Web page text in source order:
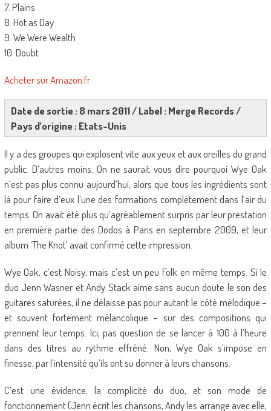
7. Plains
8. Hot as Day
9. We Were Wealth
10. Doubt
Acheter sur Amazon.fr
Date de sortie : 8 mars 2011 / Label : Merge Records /
Pays d’origine : Etats-Unis
Il y a des groupes qui explosent vite aux yeux et aux oreilles du grand
public. D’autres moins. On ne saurait vous dire pourquoi Wye Oak
n’est pas plus connu aujourd’hui, alors que tous les ingrédients sont
là pour faire d’eux l’une des formations complètement dans l’air du
temps. On avait été plus qu’agréablement surpris par leur prestation
en première partie des Dodos à Paris en septembre 2009, et leur
album ‘The Knot’ avait confirmé cette impression.
Wye Oak, c’est Noisy, mais c’est un peu Folk en même temps. Si le
duo Jenn Wasner et Andy Stack aime sans aucun doute le son des
guitares saturées, il ne délaisse pas pour autant le côté mélodique –
et souvent fortement mélancolique – sur des compositions qui
prennent leur temps. Ici, pas question de se lancer à 100 à l’heure
dans des titres au rythme effréné. Non, Wye Oak s’impose en
finesse, par l’intensité qu’ils ont su donner à leurs chansons.
C’est une évidence, la complicité du duo, et son mode de
fonctionnement (Jenn écrit les chansons, Andy les arrange avec elle,